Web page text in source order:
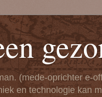
(mede-oprichter e-
en technologie kan